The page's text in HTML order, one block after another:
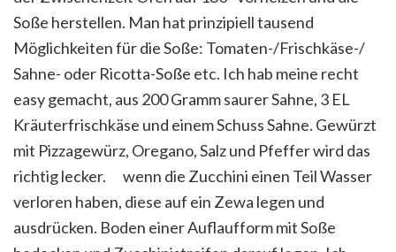
Soße herstellen. Man hat prinzipiell tausend
Möglichkeiten für die Soße: Tomaten-/Frischkäse-/
Sahne- oder Ricotta-Soße etc. Ich hab meine recht
easy gemacht, aus 200 Gramm saurer Sahne, 3 EL
Kräuterfrischkäse und einem Schuss Sahne. Gewürzt
mit Pizzagewürz, Oregano, Salz und Pfeffer wird das
richtig lecker.
wenn die Zucchini einen Teil Wasser
verloren haben, diese auf ein Zewa legen und
ausdrücken. Boden einer Auflaufform mit Soße